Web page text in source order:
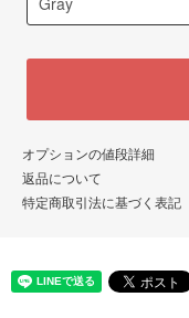
オプションの値段詳細
返品について
特定商取引法に基づく表記